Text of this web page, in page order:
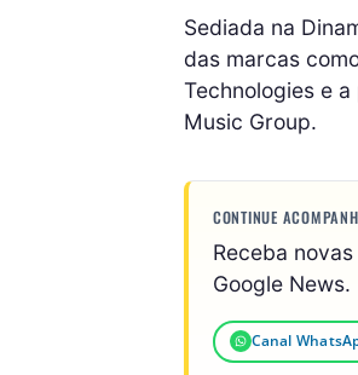
Sediada na
das marcas
Technologies e
Music Group.
CONTINUE
Receba
Google News.
Canal